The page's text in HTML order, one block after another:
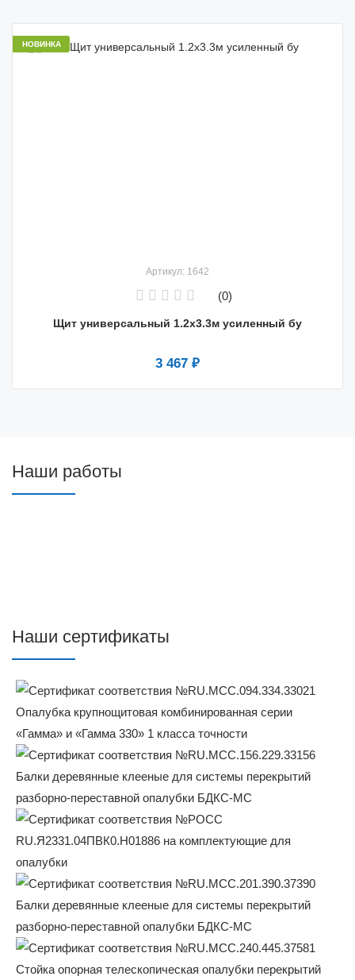
НОВИНКА
Артикул: 1642
(0)
Щит универсальный 1.2х3.3м усиленный бу
3 467 ₽
Наши работы
Наши сертификаты